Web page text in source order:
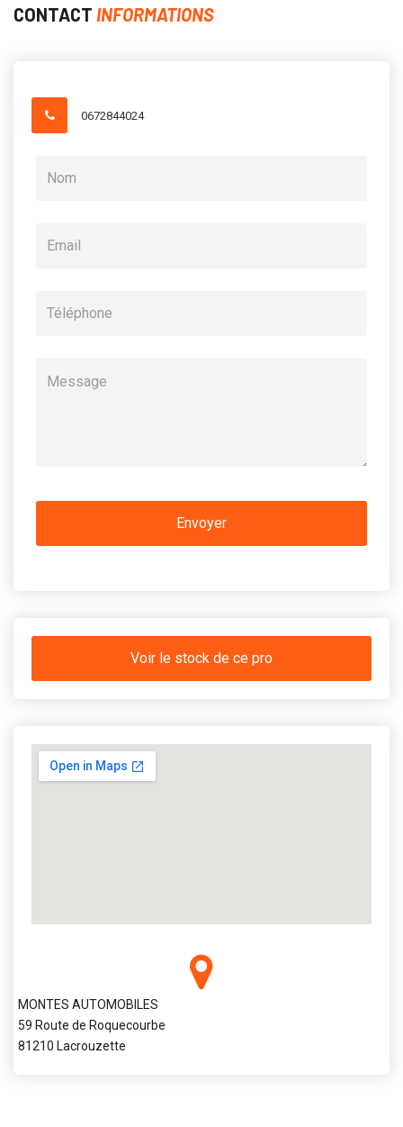
CONTACT INFORMATIONS
0672844024
Voir le stock de ce pro
MONTES AUTOMOBILES
59 Route de Roquecourbe
81210 Lacrouzette